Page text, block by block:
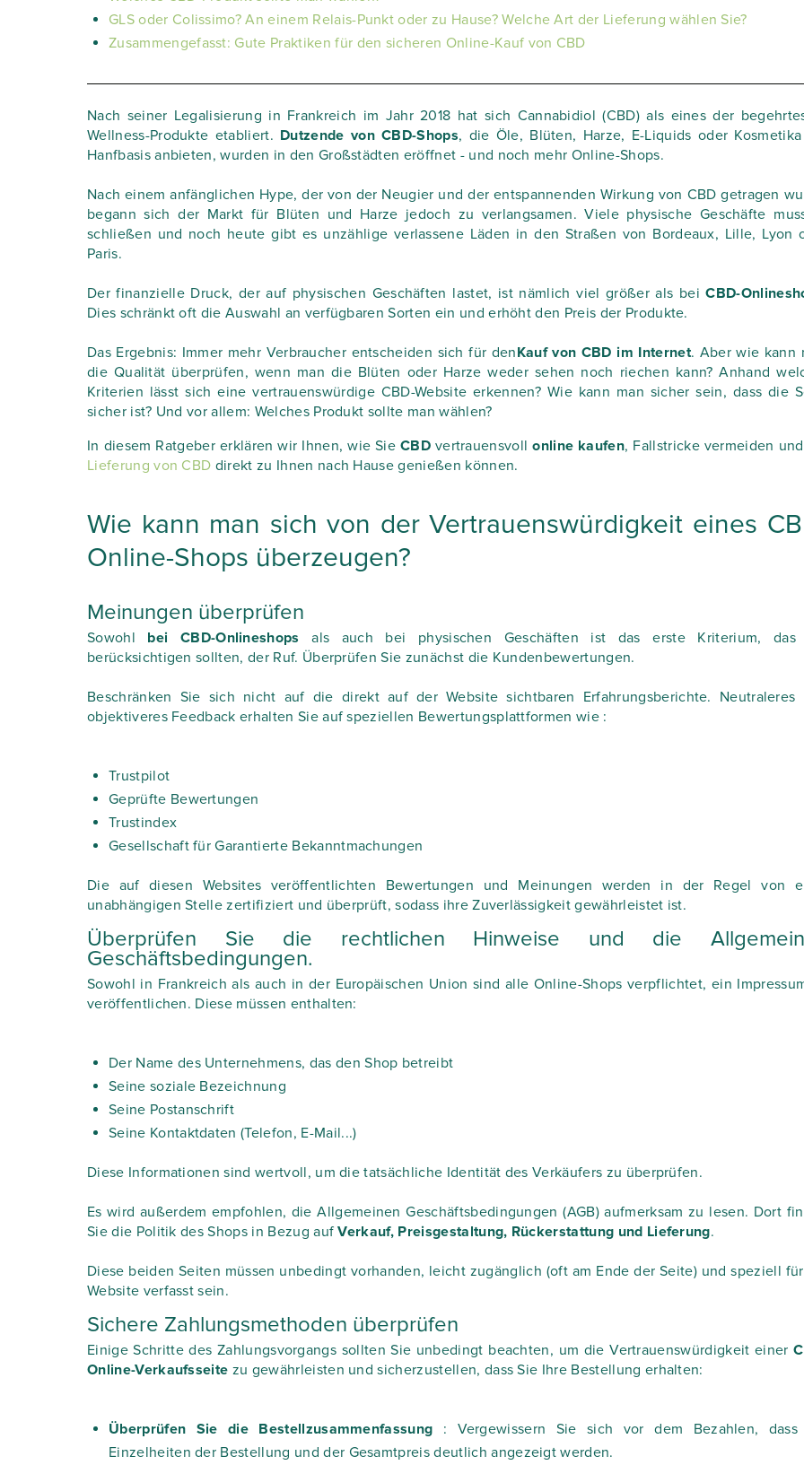
GLS oder Colissimo? An einem Relais-Punkt oder zu Hause? Welche Art der Lieferung wählen Sie?
Zusammengefasst: Gute Praktiken für den sicheren Online-Kauf von CBD
Nach seiner Legalisierung in Frankreich im Jahr 2018 hat sich Cannabidiol (CBD) als eines der
Wellness-Produkte etabliert. Dutzende von CBD-Shops, die Öle, Blüten, Harze, E-Liquids oder
Hanfbasis anbieten, wurden in den Großstädten eröffnet - und noch mehr Online-Shops.
Nach einem anfänglichen Hype, der von der Neugier und der entspannenden Wirkung von CBD getragen
begann sich der Markt für Blüten und Harze jedoch zu verlangsamen. Viele physische Geschäfte
schließen und noch heute gibt es unzählige verlassene Läden in den Straßen von Bordeaux, Lille, Lyon
Paris.
Der finanzielle Druck, der auf physischen Geschäften lastet, ist nämlich viel größer als bei CBD-
Dies schränkt oft die Auswahl an verfügbaren Sorten ein und erhöht den Preis der Produkte.
Das Ergebnis: Immer mehr Verbraucher entscheiden sich für denKauf von CBD im Internet. Aber wie kann
die Qualität überprüfen, wenn man die Blüten oder Harze weder sehen noch riechen kann? Anhand
Kriterien lässt sich eine vertrauenswürdige CBD-Website erkennen? Wie kann man sicher sein, dass die
sicher ist? Und vor allem: Welches Produkt sollte man wählen?
In diesem Ratgeber erklären wir Ihnen, wie Sie CBDvertrauensvollonline kaufen, Fallstricke vermeiden
Lieferung von CBD direkt zu Ihnen nach Hause genießen können.
Wie kann man sich von der Vertrauenswürdigkeit eines
Online-Shops überzeugen?
Meinungen überprüfen
Sowohl bei CBD-Onlineshops als auch bei physischen Geschäften ist das erste Kriterium, das
berücksichtigen sollten, der Ruf. Überprüfen Sie zunächst die Kundenbewertungen.
Beschränken Sie sich nicht auf die direkt auf der Website sichtbaren Erfahrungsberichte. Neutraleres
objektiveres Feedback erhalten Sie auf speziellen Bewertungsplattformen wie :
Trustpilot
Geprüfte Bewertungen
Trustindex
Gesellschaft für Garantierte Bekanntmachungen
Die auf diesen Websites veröffentlichten Bewertungen und Meinungen werden in der Regel von
unabhängigen Stelle zertifiziert und überprüft, sodass ihre Zuverlässigkeit gewährleistet ist.
Überprüfen Sie die rechtlichen Hinweise und die
Geschäftsbedingungen.
Sowohl in Frankreich als auch in der Europäischen Union sind alle Online-Shops verpflichtet, ein
veröffentlichen. Diese müssen enthalten:
Der Name des Unternehmens, das den Shop betreibt
Seine soziale Bezeichnung
Seine Postanschrift
Seine Kontaktdaten (Telefon, E-Mail...)
Diese Informationen sind wertvoll, um die tatsächliche Identität des Verkäufers zu überprüfen.
Es wird außerdem empfohlen, die Allgemeinen Geschäftsbedingungen (AGB) aufmerksam zu lesen. Dort
Sie die Politik des Shops in Bezug aufVerkauf, Preisgestaltung, Rückerstattung und Lieferung.
Diese beiden Seiten müssen unbedingt vorhanden, leicht zugänglich (oft am Ende der Seite) und speziell
Website verfasst sein.
Sichere Zahlungsmethoden überprüfen
Einige Schritte des Zahlungsvorgangs sollten Sie unbedingt beachten, um die Vertrauenswürdigkeit einer
Online-Verkaufsseite zu gewährleisten und sicherzustellen, dass Sie Ihre Bestellung erhalten:
Überprüfen Sie die Bestellzusammenfassung : Vergewissern Sie sich vor dem Bezahlen,
Einzelheiten der Bestellung und der Gesamtpreis deutlich angezeigt werden.